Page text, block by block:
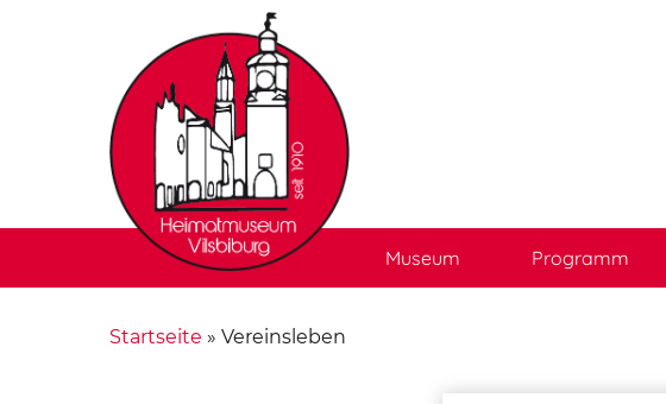
Museum Programm
Startseite »Vereinsleben